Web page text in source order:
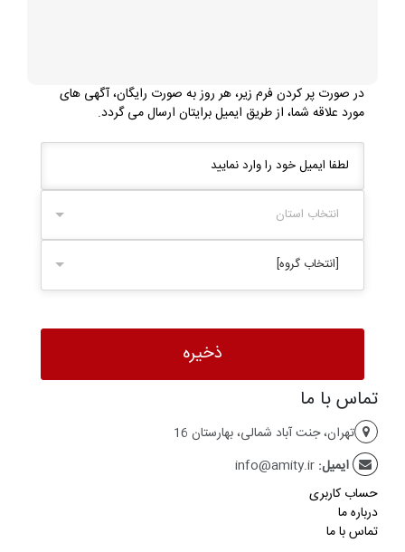
در صورت پر کردن فرم زیر، هر روز به صورت رایگان، آگهی های
مورد علاقه شما، از طریق ایمیل برایتان ارسال می گردد.
انتخاب استان
[انتخاب گروه]
تماس با ما
تهران، جنت آباد شمالی، بهارستان 16
ایمیل: info@amity.ir
حساب کاربری
درباره ما
تماس با ما